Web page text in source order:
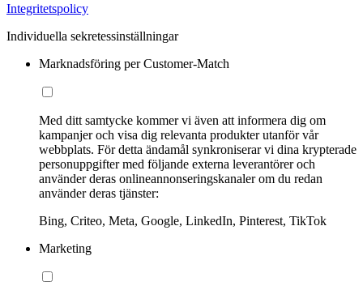
Integritetspolicy
Individuella sekretessinställningar
Marknadsföring per Customer-Match
Med ditt samtycke kommer vi även att informera dig om
kampanjer och visa dig relevanta produkter utanför vår
webbplats. För detta ändamål synkroniserar vi dina krypterade
personuppgifter med följande externa leverantörer och
använder deras onlineannonseringskanaler om du redan
använder deras tjänster:
Bing, Criteo, Meta, Google, LinkedIn, Pinterest, TikTok
Marketing